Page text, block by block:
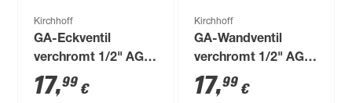
Kirchhoff
GA-Eckventil
verchromt 1/2" AG x
3/4" AG x 3/8" AG x
10 mmQ, mit
17,99 €
Kirchhoff
GA-Wandventil
verchromt 1/2" AG,
mit
Rückflussverhinderer
17,99 €